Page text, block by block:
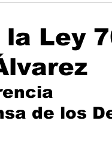
trans
mental
Ley
de los